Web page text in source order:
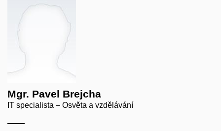
Mgr. Pavel Brejcha
IT specialista – Osvěta a vzdělávání